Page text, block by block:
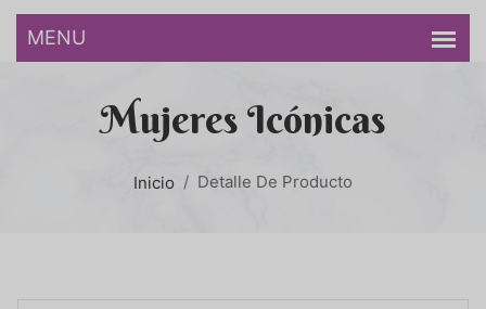
Mujeres Icónicas
Inicio Detalle De Producto